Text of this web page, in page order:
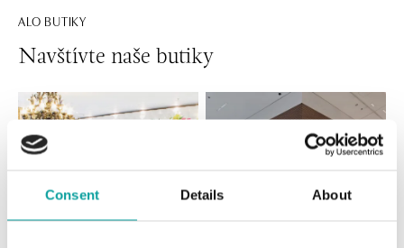
Consent Details About
ALO BUTIKY
Navštívte naše butiky